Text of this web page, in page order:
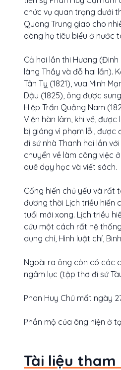
chức vụ quan trọng dưới
Quang Trung giao cho
dòng họ tiêu biểu ở nước
Cả hai lần thi Hương (Đinh
làng Thầy và đỗ hai lần).
Tân Tỵ (1821), vua Minh
Dậu (1825), ông được
Hiệp Trấn Quảng Nam
Viện hàn lâm, khi về,
bị giáng vì phạm lỗi, được
đi sứ nhà Thanh hai lần
chuyển về làm công việc
quê dạy học và viết sách.
Cống hiến chủ yếu và rất
đương thời Lịch triều hiến
tuổi mới xong. Lịch triều
cứu một cách rất hệ
dụng chí, Hình luật chí,
Ngoài ra ông còn có các
ngâm lục (tập thơ đi sứ
Phan Huy Chú mất ngày
Phần mộ của ông hiện ở
Tài liệu tham